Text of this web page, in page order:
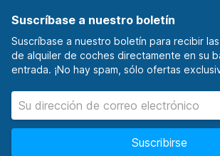
Suscríbase a nuestro boletín
Suscríbase a nuestro boletín para recibir
de alquiler de coches directamente en su
entrada. ¡No hay spam, sólo ofertas
Suscribirse